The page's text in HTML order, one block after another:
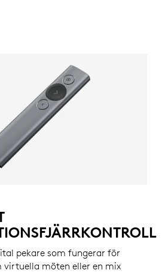
pekare som fungerar för
virtuella möten eller en mix